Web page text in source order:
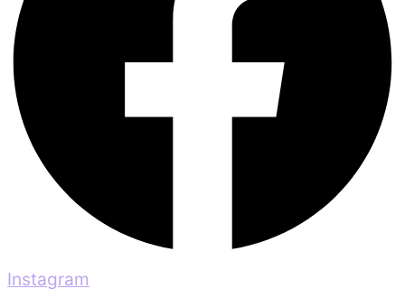
Instagram